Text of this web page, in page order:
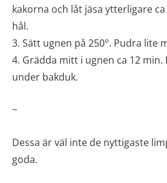
kakorna och låt jäsa ytterligare ca
hål.
3. Sätt ugnen på 250°. Pudra lite
4. Grädda mitt i ugnen ca 12 min.
under bakduk.
~
Dessa är väl inte de nyttigaste
goda.